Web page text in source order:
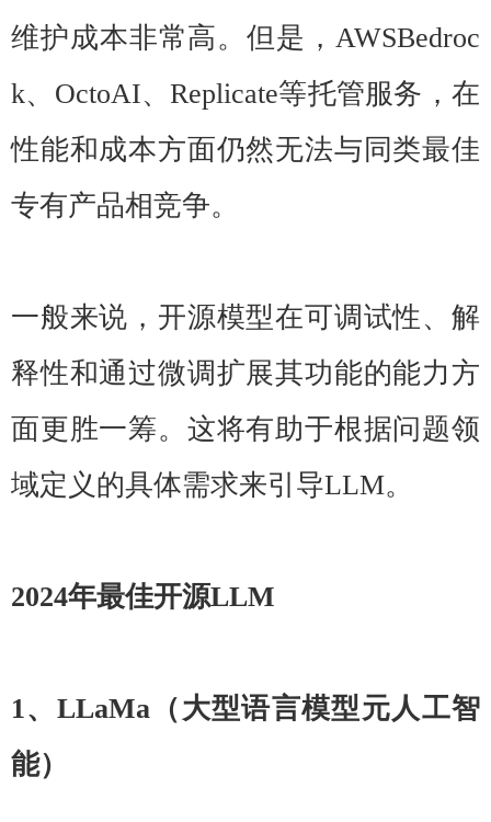
维护成本非常高。但是，AWSBedroc
k、OctoAI、Replicate等托管服务，在
性能和成本方面仍然无法与同类最佳
专有产品相竞争。
一般来说，开源模型在可调试性、解
释性和通过微调扩展其功能的能力方
面更胜一筹。这将有助于根据问题领
域定义的具体需求来引导LLM。
2024年最佳开源LLM
1、LLaMa（大型语言模型元人工智
能）